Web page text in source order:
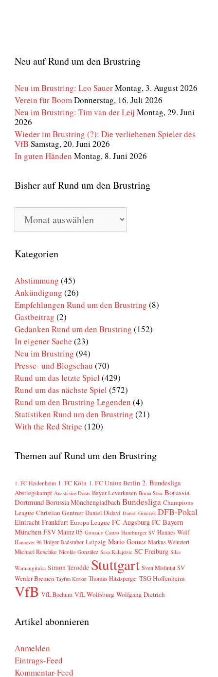
Neu auf Rund um den Brustring
Neu im Brustring: Leo SauerMontag, 3. August 2026
Verein für Boom Donnerstag, 16. Juli 2026
Neu im Brustring: Tim van der Leij Montag, 29. Juni
2026
Wieder im Brustring (?): Die verliehenen Spieler des
VfB Samstag, 20. Juni 2026
In guten Händen Montag, 8. Juni 2026
Bisher auf Rund um den Brustring
Bisher
auf
Rund
den
Brustring
Kategorien
Abstimmung (45)
Ankündigung (26)
Empfehlungen Rund um den Brustring (8)
Gastbeitrag (2)
Gedanken Rund um den Brustring (152)
In eigener Sache (23)
Neu im Brustring (94)
Presse- und Blogschau (70)
Rund um das letzte Spiel (429)
Rund um das nächste Spiel (572)
Rund um den Brustring Legenden (4)
Statistiken Rund um den Brustring (21)
With the Red Stripe (120)
Themen auf Rund um den Brustring
1. FC Heidenheim 1. FC Köln 1. FC Union Berlin 2. Bundesliga
Abstiegskampf Anastasios Donis Bayer Leverkusen Borna Sosa Borussia
Dortmund Borussia Mönchengladbach Bundesliga Champions
League Christian Gentner Daniel Didavi Daniel Ginczek DFB-Pokal
Eintracht Frankfurt Europa League FC Augsburg FC Bayern
München FSV Mainz 05 Gonzalo Castro Hamburger SV Hannes Wolf
Hannover 96 Holger Badstuber Leipzig Mario Gomez Markus Weinzierl
Michael Reschke Nicolás González Sasa Kalajdzic SC Freiburg Silas
Wamangituka Simon Terodde Stuttgart Sven Mislintat SV
Werder Bremen Tayfun Korkut Thomas Hitzlsperger TSG Hoffenheim
VfB VfL Bochum VfL Wolfsburg Wolfgang Dietrich
Artikel abonnieren
Anmelden
Eintrags-Feed
Kommentar-Feed